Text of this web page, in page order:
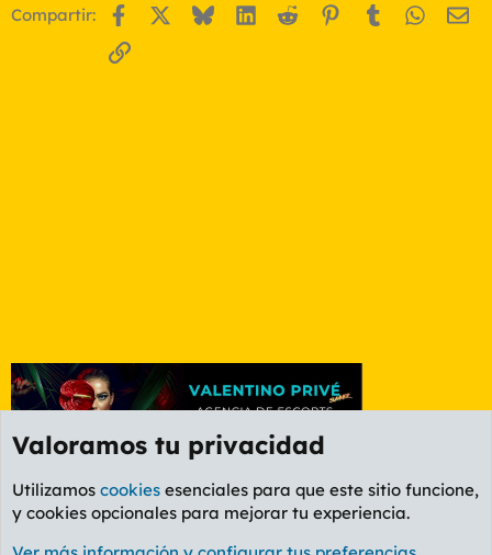
Compartir: Facebook BlueskyLinkedIn
Reddit Pinterest
Tumblr
Enlace
Foro General
Valoramos tu privacidad
Utilizamos cookies esenciales para que este sitio funcione,
y cookies opcionales para mejorar tu experiencia.